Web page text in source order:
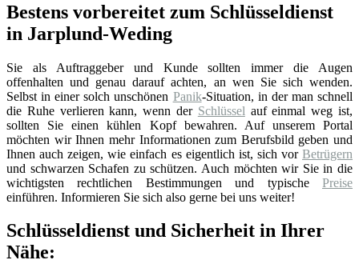
Bestens vorbereitet zum Schlüsseldienst
in Jarplund-Weding
Sie als Auftraggeber und Kunde sollten immer die Augen
offenhalten und genau darauf achten, an wen Sie sich wenden.
Selbst in einer solch unschönen Panik-Situation, in der man schnell
die Ruhe verlieren kann, wenn der Schlüssel auf einmal weg ist,
sollten Sie einen kühlen Kopf bewahren. Auf unserem Portal
möchten wir Ihnen mehr Informationen zum Berufsbild geben und
Ihnen auch zeigen, wie einfach es eigentlich ist, sich vor Betrügern
und schwarzen Schafen zu schützen. Auch möchten wir Sie in die
wichtigsten rechtlichen Bestimmungen und typische Preise
einführen. Informieren Sie sich also gerne bei uns weiter!
Schlüsseldienst und Sicherheit in Ihrer
Nähe: